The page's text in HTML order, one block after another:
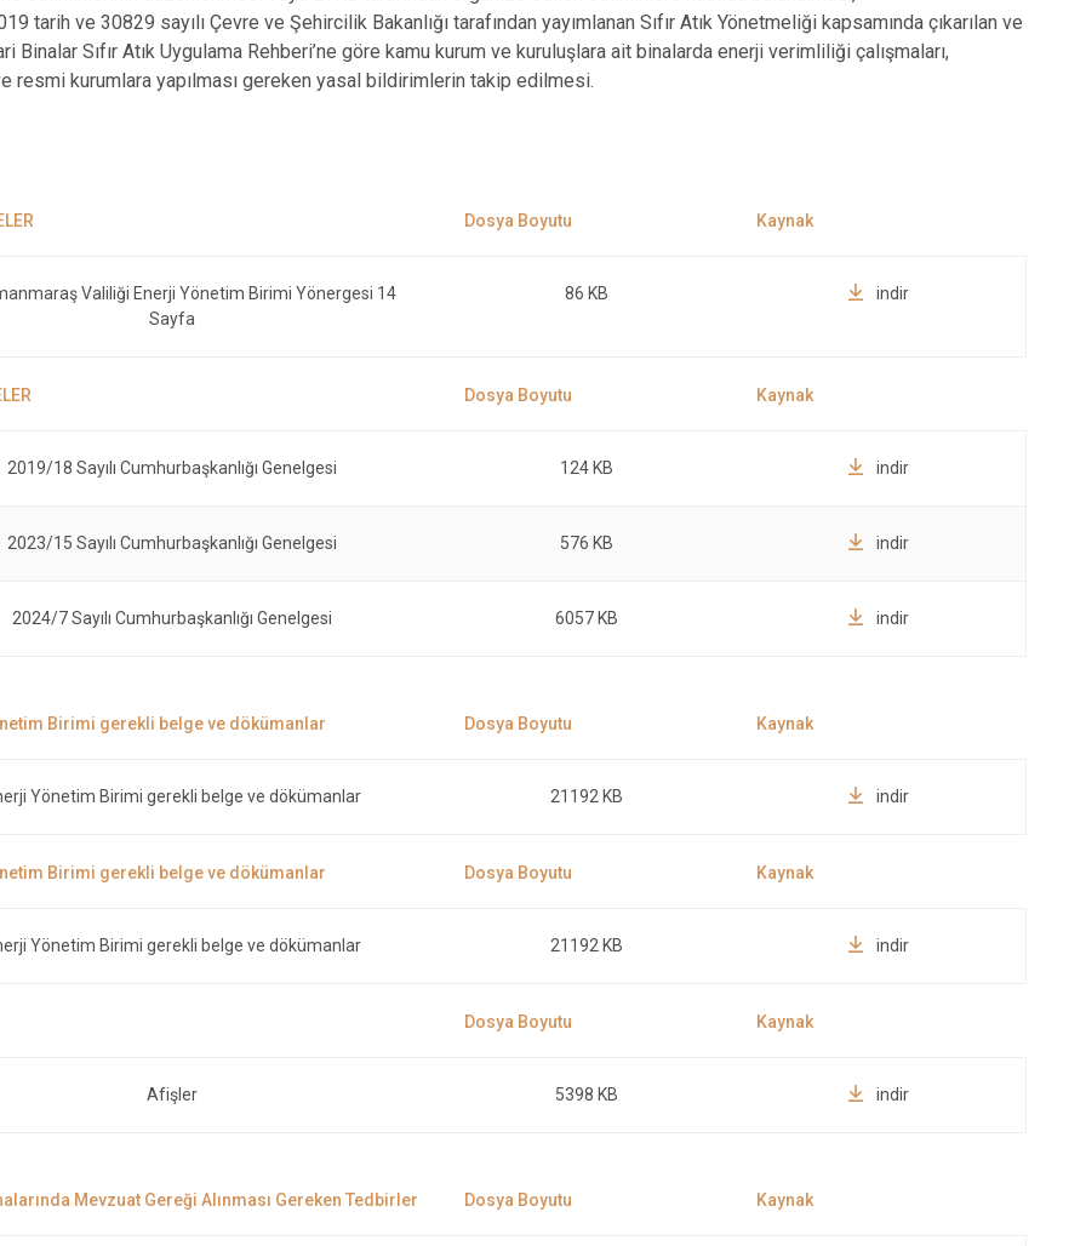
tarih ve 30829 sayılı Çevre ve Şehircilik Bakanlığı tarafından yayımlanan Sıfır Atık Yönetmeliği kapsamında çıkarılan ve
Binalar Sıfır Atık Uygulama Rehberi’ne göre kamu kurum ve kuruluşlara ait binalarda enerji verimliliği çalışmaları,
resmi kurumlara yapılması gereken yasal bildirimlerin takip edilmesi.
Valiliği Enerji Yönetim Birimi Yönergesi 14
Sayfa
86 KB indir
2019/18 Sayılı Cumhurbaşkanlığı Genelgesi 124 KB indir
2023/15 Sayılı Cumhurbaşkanlığı Genelgesi 576 KB indir
2024/7 Sayılı Cumhurbaşkanlığı Genelgesi 6057 KB indir
Yönetim Birimi gerekli belge ve dökümanlar 21192 KB indir
Yönetim Birimi gerekli belge ve dökümanlar 21192 KB indir
Afişler 5398 KB indir